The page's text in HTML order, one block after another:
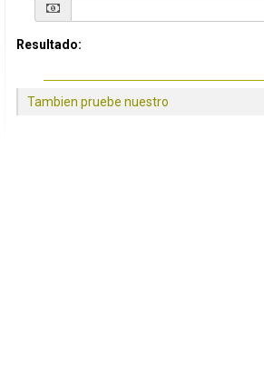
Resultado:
Tambien pruebe nuestro